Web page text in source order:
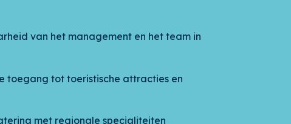
van het management en het team in
toegang tot toeristische attracties en
met regionale specialiteiten